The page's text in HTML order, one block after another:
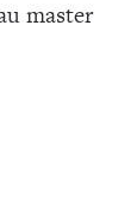
master